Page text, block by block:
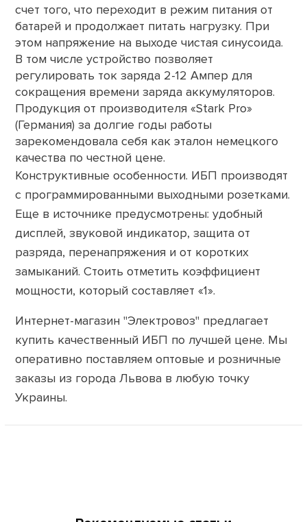
счет того, что переходит в режим питания от
батарей и продолжает питать нагрузку. При
этом напряжение на выходе чистая синусоида.
В том числе устройство позволяет
регулировать ток заряда 2-12 Ампер для
сокращения времени заряда аккумуляторов.
Продукция от производителя «Stark Pro»
(Германия) за долгие годы работы
зарекомендовала себя как эталон немецкого
качества по честной цене.
Конструктивные особенности. ИБП производят
с программированными выходными розетками.
Еще в источнике предусмотрены: удобный
дисплей, звуковой индикатор, защита от
разряда, перенапряжения и от коротких
замыканий. Стоить отметить коэффициент
мощности, который составляет «1».
Интернет-магазин "Электровоз" предлагает
купить качественный ИБП по лучшей цене. Мы
оперативно поставляем оптовые и розничные
заказы из города Львова в любую точку
Украины.